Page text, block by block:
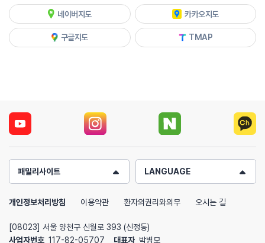
네이버지도 카카오지도
구글지도 TMAP
패밀리사이트 LANGUAGE
개인정보처리방침 이용약관 환자의권리와의무 오시는 길
[08023] 서울 양천구 신월로 393 (신정동)
사업자번호 117-82-05707 대표자 박병모